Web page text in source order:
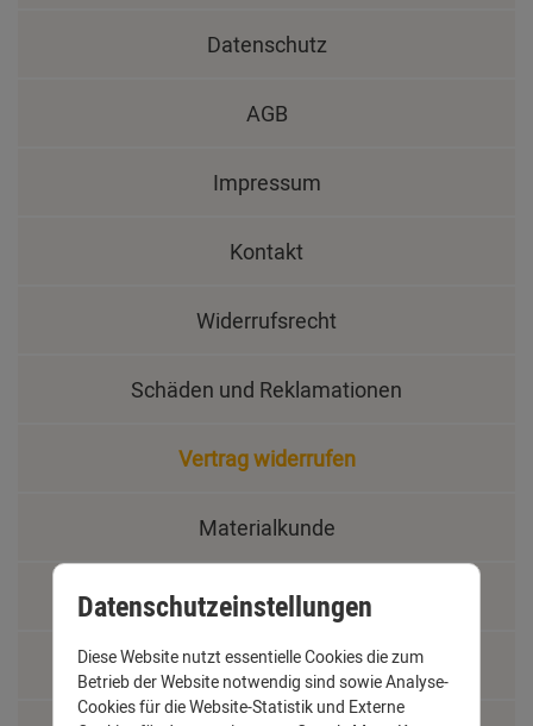
Datenschutz
AGB
Impressum
Kontakt
Widerrufsrecht
Schäden und Reklamationen
Vertrag widerrufen
Materialkunde
Fachbegriffe
Jobs
Datenschutzeinstellungen
Diese Website nutzt essentielle Cookies die zum
Betrieb der Website notwendig sind sowie Analyse-
Cookies für die Website-Statistik und Externe